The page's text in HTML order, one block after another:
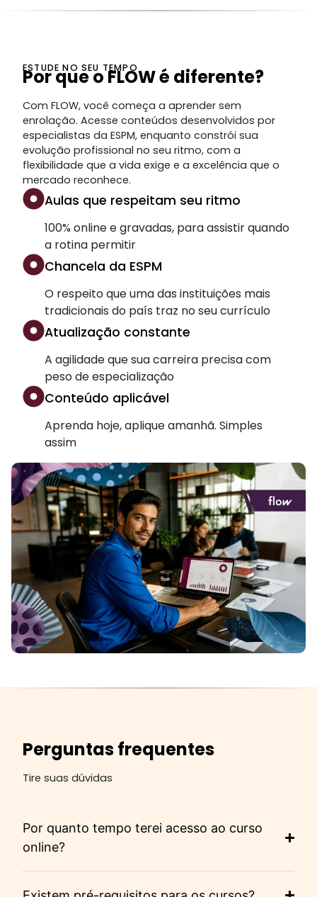
ESTUDE NO SEU TEMPO
Por que o FLOW é diferente?
Com FLOW, você começa a aprender sem
enrolação. Acesse conteúdos desenvolvidos por
especialistas da ESPM, enquanto constrói sua
evolução profissional no seu ritmo, com a
flexibilidade que a vida exige e a excelência que o
mercado reconhece.
Aulas que respeitam seu ritmo
100% online e gravadas, para assistir quando
a rotina permitir
Chancela da ESPM
O respeito que uma das instituições mais
tradicionais do país traz no seu currículo
Atualização constante
A agilidade que sua carreira precisa com
peso de especialização
Conteúdo aplicável
Aprenda hoje, aplique amanhã. Simples
assim
Perguntas frequentes
Tire suas dúvidas
Por quanto tempo terei acesso ao curso
online?